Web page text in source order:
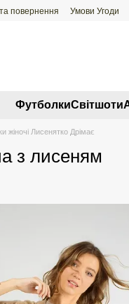
повернення Умови Угоди
ФутболкиСвiтшоти
жіночі Лисенятко Дрімає
з лисеням